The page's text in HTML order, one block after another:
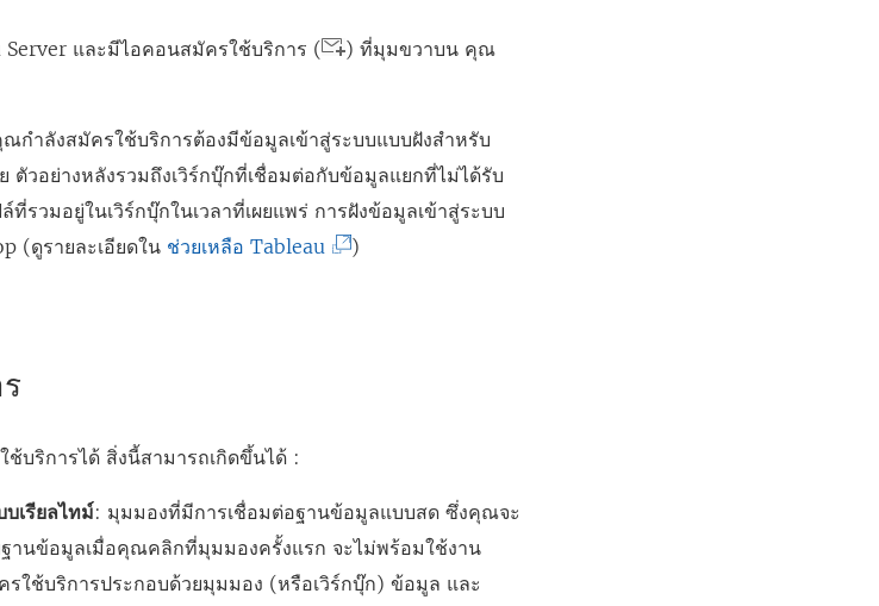
และมีไอคอนสมัครใช้บริการ (
) ที่มุมขวาบน คุณ
ำลังสมัครใช้บริการต้องมีข้อมูลเข้าสู่ระบบแบบฝังสำหรับ
ตัวอย่างหลังรวมถึงเวิร์กบุ๊กที่เชื่อมต่อกับข้อมูลแยกที่ไม่ได้รับ
รวมอยู่ในเวิร์กบุ๊กในเวลาที่เผยแพร่ การฝังข้อมูลเข้าสู่ระบบ
(ดูรายละเอียดใน ช่วยเหลือ Tableau (
)
บริการได้ สิ่งนี้สามารถเกิดขึ้นได้ :
เรียลไทม์: มุมมองที่มีการเชื่อมต่อฐานข้อมูลแบบสด ซึ่งคุณจะ
านข้อมูลเมื่อคุณคลิกที่มุมมองครั้งแรก จะไม่พร้อมใช้งาน
ใช้บริการประกอบด้วยมุมมอง (หรือเวิร์กบุ๊ก) ข้อมูล และ